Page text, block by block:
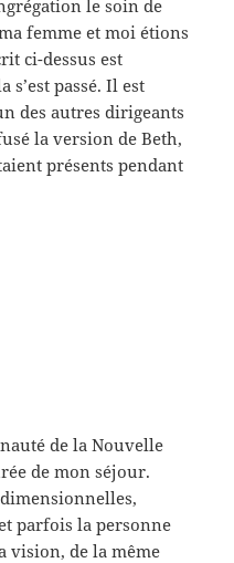
le soin de
femme et moi étions
ci-dessus est
s’est passé. Il est
des autres dirigeants
la version de Beth,
présents pendant
de la Nouvelle
de mon séjour.
parfois la personne
vision, de la même